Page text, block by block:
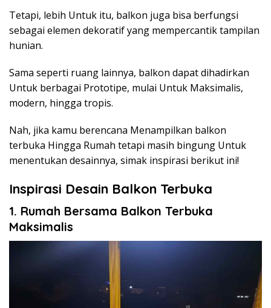
Tetapi, lebih Untuk itu, balkon juga bisa berfungsi
sebagai elemen dekoratif yang mempercantik tampilan
hunian.
Sama seperti ruang lainnya, balkon dapat dihadirkan
Untuk berbagai Prototipe, mulai Untuk Maksimalis,
modern, hingga tropis.
Nah, jika kamu berencana Menampilkan balkon
terbuka Hingga Rumah tetapi masih bingung Untuk
menentukan desainnya, simak inspirasi berikut ini!
Inspirasi Desain Balkon Terbuka
1. Rumah Bersama Balkon Terbuka
Maksimalis